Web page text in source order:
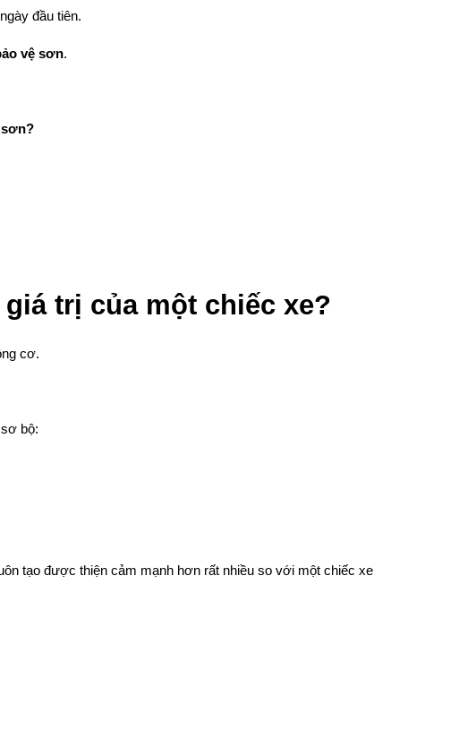
đầu tiên.
vệ sơn.
trị của một chiếc xe?
cơ.
bộ:
tạo được thiện cảm mạnh hơn rất nhiều so với một chiếc xe